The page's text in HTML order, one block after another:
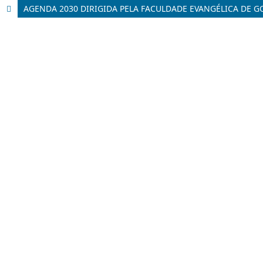
AGENDA 2030 DIRIGIDA PELA FACULDADE EVANGÉLICA DE